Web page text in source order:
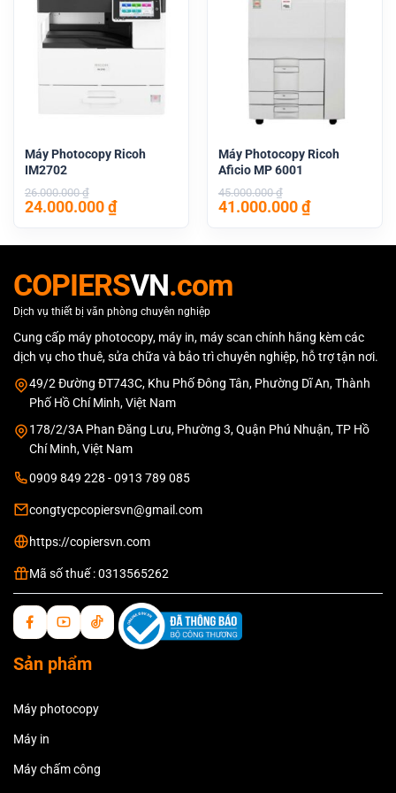
Máy Photocopy Ricoh
IM2702
26.000.000₫
Giá
24.000.000₫Giá
hiện
Máy Photocopy Ricoh
Aficio MP 6001
45.000.000₫
Giá
41.000.000₫Giá
hiện
COPIERSVN.com
Dịch vụ thiết bị văn phòng chuyên nghiệp
Cung cấp máy photocopy, máy in, máy scan chính hãng kèm các
dịch vụ cho thuê, sửa chữa và bảo trì chuyên nghiệp, hỗ trợ tận nơi.
49/2 Đường ĐT743C, Khu Phố Đông Tân, Phường Dĩ An, Thành
Phố Hồ Chí Minh, Việt Nam
178/2/3A Phan Đăng Lưu, Phường 3, Quận Phú Nhuận, TP Hồ
Chí Minh, Việt Nam
0909 849 228 - 0913 789 085
congtycpcopiersvn@gmail.com
https://copiersvn.com
Mã số thuế : 0313565262
Sản phẩm
Máy photocopy
Máy in
Máy chấm công